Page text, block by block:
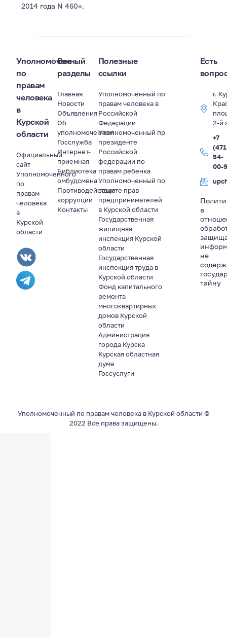
2014 года N 460».
Уполномоченный
по
правам
человека
в
Курской
области
Официальный
сайт
Уполномоченного
по
правам
человека
в
Курской
области
Все
разделы
Главная
Новости
Объявления
Об
уполномоченном
Госслужба
Интернет-
приемная
Библиотека
омбудсмена
Противодействие
коррупции
Контакты
Полезные
ссылки
Уполномоченный по
правам человека в
Российской
Федерации
Уполномоченный пр
президенте
Российской
федерации по
правам ребенка
Уполномоченный по
защите прав
предпринимателей
в Курской области
Государственная
жилищная
инспекция Курской
области
Государственная
инспекция труда в
Курской области
Фонд капитального
ремонта
многоквартирных
домов Курской
области
Администрация
города Курска
Курская областная
дума
Госсуслуги
Есть
г.
2-й
+7
54-
00-
в
не
тайну
Уполномоченный по правам человека в Курской области ©
2022 Все права защищены.